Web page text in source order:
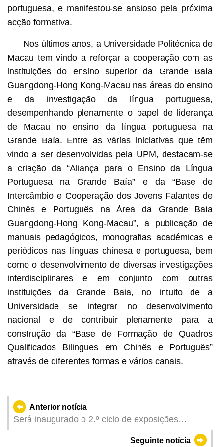
portuguesa, e manifestou-se ansioso pela próxima
acção formativa.
Nos últimos anos, a Universidade Politécnica de
Macau tem vindo a reforçar a cooperação com as
instituições do ensino superior da Grande Baía
Guangdong-Hong Kong-Macau nas áreas do ensino
e da investigação da língua portuguesa,
desempenhando plenamente o papel de liderança
de Macau no ensino da língua portuguesa na
Grande Baía. Entre as várias iniciativas que têm
vindo a ser desenvolvidas pela UPM, destacam-se
a criação da “Aliança para o Ensino da Língua
Portuguesa na Grande Baía” e da “Base de
Intercâmbio e Cooperação dos Jovens Falantes de
Chinês e Português na Área da Grande Baía
Guangdong-Hong Kong-Macau”, a publicação de
manuais pedagógicos, monografias académicas e
periódicos nas línguas chinesa e portuguesa, bem
como o desenvolvimento de diversas investigações
interdisciplinares e em conjunto com outras
instituições da Grande Baia, no intuito de a
Universidade se integrar no desenvolvimento
nacional e de contribuir plenamente para a
construção da “Base de Formação de Quadros
Qualificados Bilingues em Chinês e Português”
através de diferentes formas e vários canais.
Anterior notícia
Será inaugurado o 2.º ciclo de exposições
Seguinte notícia